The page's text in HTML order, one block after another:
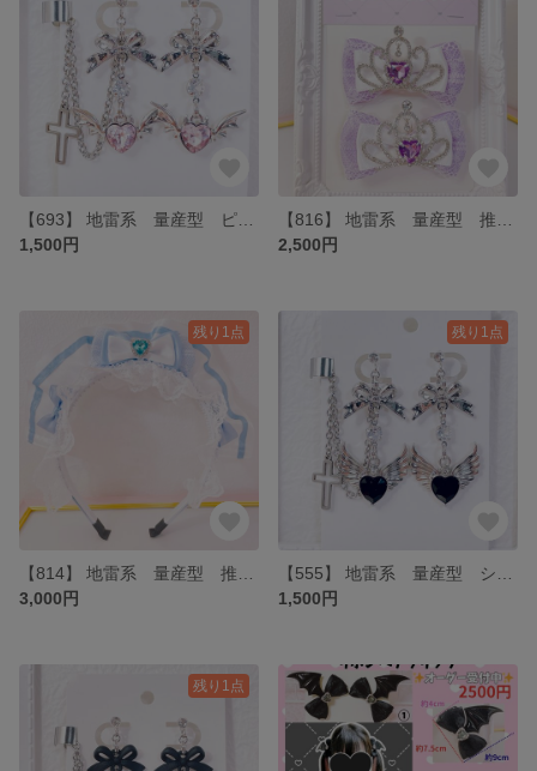
1,500円
2,500円
残り1点
3,000円
残り1点
1,500円
残り1点